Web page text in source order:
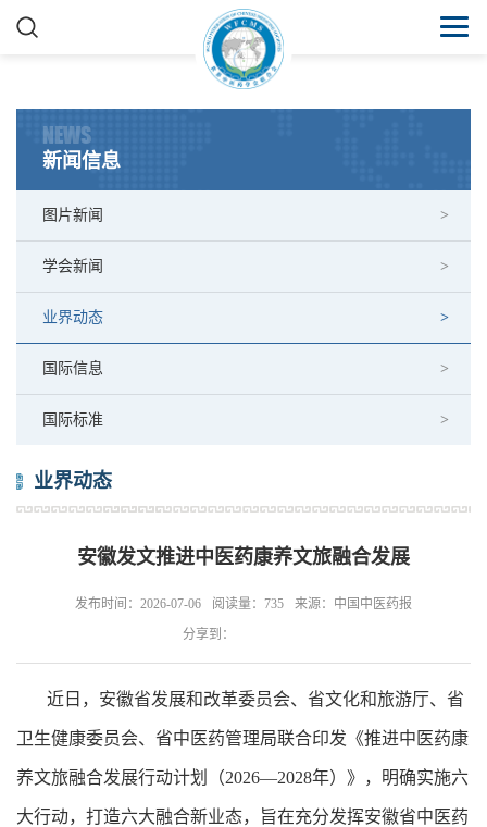
NEWS
新闻信息
图片新闻
学会新闻
业界动态
国际信息
国际标准
业界动态
安徽发文推进中医药康养文旅融合发展
发布时间：2026-07-06 阅读量：735
来源：中国中医药报
分享到：
近日，安徽省发展和改革委员会、省文化和旅游厅、省
卫生健康委员会、省中医药管理局联合印发《推进中医药康
养文旅融合发展行动计划（2026—2028年）》，明确实施六
大行动，打造六大融合新业态，旨在充分发挥安徽省中医药